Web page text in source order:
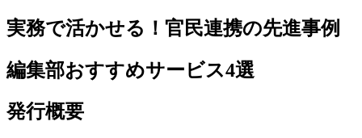
実務で活かせる！官民連携の先進事例
編集部おすすめサービス4選
発行概要